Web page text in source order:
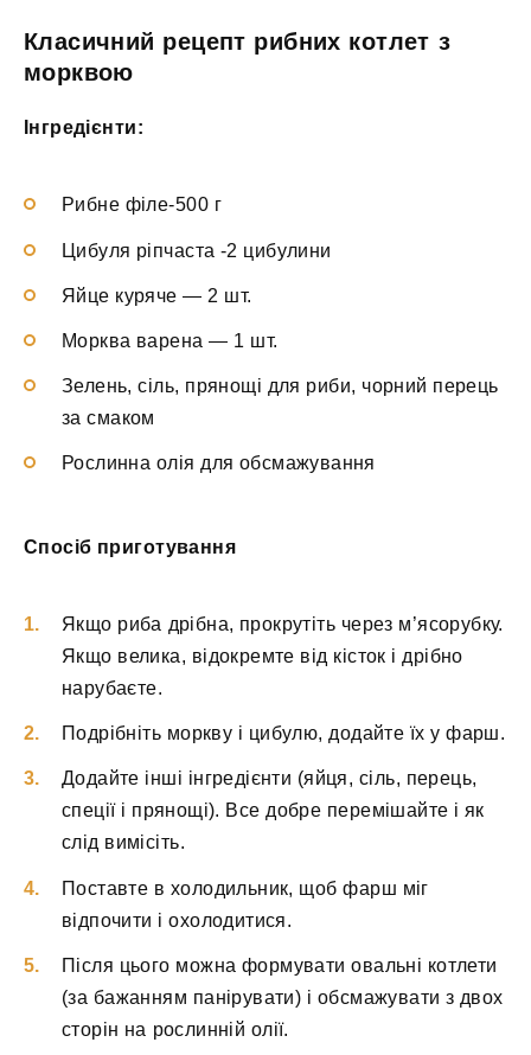
Класичний рецепт рибних котлет з
морквою
Інгредієнти:
Рибне філе-500 г
Цибуля ріпчаста -2 цибулини
Яйце куряче — 2 шт.
Морква варена — 1 шт.
Зелень, сіль, прянощі для риби, чорний перець
за смаком
Рослинна олія для обсмажування
Спосіб приготування
Якщо риба дрібна, прокрутіть через м’ясорубку.
Якщо велика, відокремте від кісток і дрібно
нарубаєте.
Подрібніть моркву і цибулю, додайте їх у фарш.
Додайте інші інгредієнти (яйця, сіль, перець,
спеції і прянощі). Все добре перемішайте і як
слід вимісіть.
Поставте в холодильник, щоб фарш міг
відпочити і охолодитися.
Після цього можна формувати овальні котлети
(за бажанням панірувати) і обсмажувати з двох
сторін на рослинній олії.